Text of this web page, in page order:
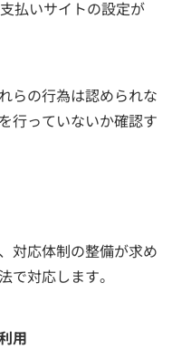
払いサイトの設定が
らの行為は認められな
行っていないか確認す
対応体制の整備が求め
で対応します。
用